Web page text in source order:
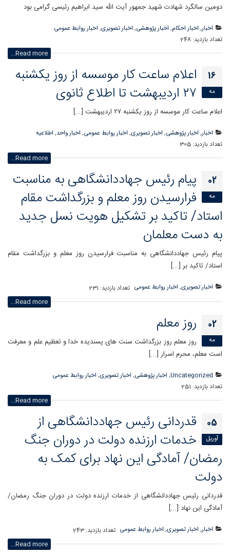
دومین سالگرد شهادت شهید جمهور آیت الله سید ابراهیم رئیسی گرامی بود
اخبار, اخبار احکام, اخبار پژوهشی, اخبار تصویری, اخبار روابط عمومی
تعداد بازدید: 248
Read more...
16
مه
اعلام ساعت کار موسسه از روز یکشنبه
۲۷ اردیبهشت تا اطلاع ثانوی
اعلام ساعت کار موسسه از روز یکشنبه ۲۷ اردیبهشت [...]
اخبار, اخبار پژوهشی, اخبار تصویری, اخبار روابط عمومی, اخبار واحد, اطلاعیه
تعداد بازدید: 305
Read more...
02
مه
پیام رئیس جهاددانشگاهی به مناسبت
فرارسیدن روز معلم و بزرگداشت مقام
استاد/ تاکید بر تشکیل هویت نسل جدید
به دست معلمان
پیام رئیس جهاددانشگاهی به مناسبت فرارسیدن روز معلم و بزرگداشت مقام
استاد/ تاکید بر [...]
اخبار تصویری, اخبار روابط عمومی تعداد بازدید: 231
Read more...
02
مه
روز معلم
روز معلم روز بزرگداشت سنت‌ های پسندیده خدا و تعظیم علم و معرفت
است معلم، محرم اسرار [...]
Uncategorized
, اخبار پژوهشی, اخبار تصویری, اخبار روابط عمومی
تعداد بازدید: 251
Read more...
05
آوریل
قدردانی رئیس جهاددانشگاهی از
خدمات ارزنده دولت در دوران جنگ
رمضان/ آمادگی این نهاد برای کمک به
دولت
قدردانی رئیس جهاددانشگاهی از خدمات ارزنده دولت در دوران جنگ رمضان/
آمادگی این نهاد [...]
اخبار, اخبار تصویری, اخبار روابط عمومی تعداد بازدید: 243
Read more...